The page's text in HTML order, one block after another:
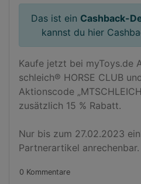
Das ist ein Cashback-
kannst du hier
Kaufe jetzt bei myToys.de
schleich® HORSE CLUB
Aktionscode
zusätzlich 15 % Rabatt.
Nur bis zum 27.02.2023
Partnerartikel anrechenbar.
0 Kommentare